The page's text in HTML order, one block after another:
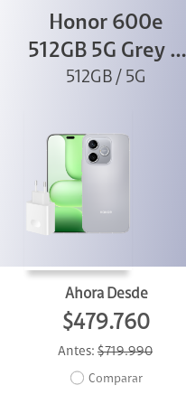
Honor 600e
512GB 5G Grey +
45W
512GB / 5G
Ahora Desde
$479.760
Antes: $719.990
Comparar